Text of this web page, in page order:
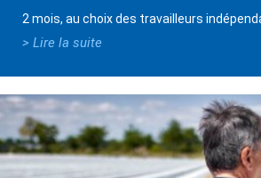
2 mois, au choix des travailleurs
> Lire la suite